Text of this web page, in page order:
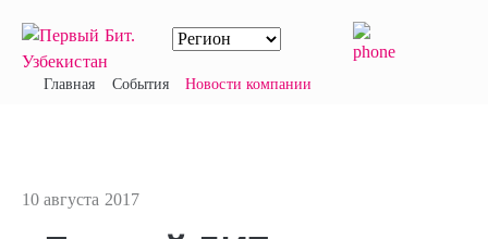
Главная События Новости компании
10 августа 2017